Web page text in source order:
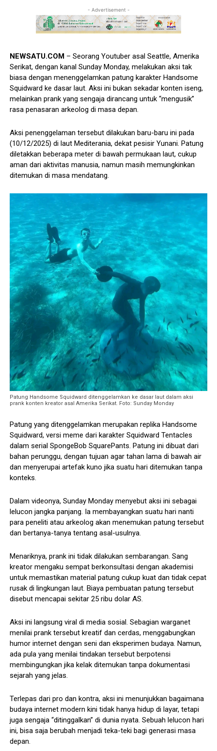
- Advertisement -
NEWSATU.COM – Seorang Youtuber asal Seattle, Amerika
Serikat, dengan kanal Sunday Monday, melakukan aksi tak
biasa dengan menenggelamkan patung karakter Handsome
Squidward ke dasar laut. Aksi ini bukan sekadar konten iseng,
melainkan prank yang sengaja dirancang untuk “mengusik”
rasa penasaran arkeolog di masa depan.
Aksi penenggelaman tersebut dilakukan baru-baru ini pada
(10/12/2025) di laut Mediterania, dekat pesisir Yunani. Patung
diletakkan beberapa meter di bawah permukaan laut, cukup
aman dari aktivitas manusia, namun masih memungkinkan
ditemukan di masa mendatang.
Patung Handsome Squidward ditenggelamkan ke dasar laut dalam aksi
prank konten kreator asal Amerika Serikat. Foto: Sunday Monday
Patung yang ditenggelamkan merupakan replika Handsome
Squidward, versi meme dari karakter Squidward Tentacles
dalam serial SpongeBob SquarePants. Patung ini dibuat dari
bahan perunggu, dengan tujuan agar tahan lama di bawah air
dan menyerupai artefak kuno jika suatu hari ditemukan tanpa
konteks.
Dalam videonya, Sunday Monday menyebut aksi ini sebagai
lelucon jangka panjang. Ia membayangkan suatu hari nanti
para peneliti atau arkeolog akan menemukan patung tersebut
dan bertanya-tanya tentang asal-usulnya.
Menariknya, prank ini tidak dilakukan sembarangan. Sang
kreator mengaku sempat berkonsultasi dengan akademisi
untuk memastikan material patung cukup kuat dan tidak cepat
rusak di lingkungan laut. Biaya pembuatan patung tersebut
disebut mencapai sekitar 25 ribu dolar AS.
Aksi ini langsung viral di media sosial. Sebagian warganet
menilai prank tersebut kreatif dan cerdas, menggabungkan
humor internet dengan seni dan eksperimen budaya. Namun,
ada pula yang menilai tindakan tersebut berpotensi
membingungkan jika kelak ditemukan tanpa dokumentasi
sejarah yang jelas.
Terlepas dari pro dan kontra, aksi ini menunjukkan bagaimana
budaya internet modern kini tidak hanya hidup di layar, tetapi
juga sengaja “ditinggalkan” di dunia nyata. Sebuah lelucon hari
ini, bisa saja berubah menjadi teka-teki bagi generasi masa
depan.